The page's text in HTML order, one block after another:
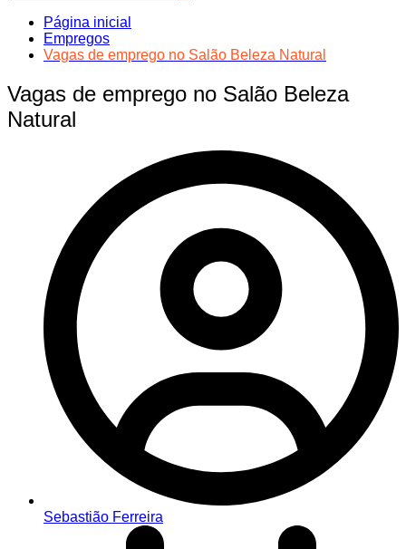
Página inicial
Empregos
Vagas de emprego no Salão Beleza Natural
Vagas de emprego no Salão Beleza
Natural
Sebastião Ferreira